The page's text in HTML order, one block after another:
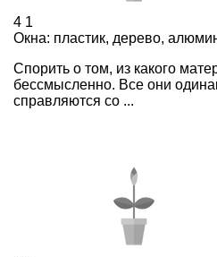
4 1
Окна: пластик, дерево,
Спорить о том, из какого
бессмысленно. Все они
справляются со ...